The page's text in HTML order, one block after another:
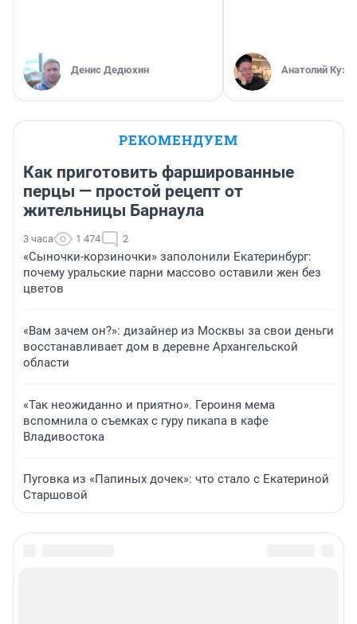
Денис Дедюхин Анатолий
РЕКОМЕНДУЕМ
Как приготовить фаршированные
перцы — простой рецепт от
жительницы Барнаула
3 часа 1 474 2
«Сыночки-корзиночки» заполонили Екатеринбург:
почему уральские парни массово оставили жен без
цветов
«Вам зачем он?»: дизайнер из Москвы за свои деньги
восстанавливает дом в деревне Архангельской
области
«Так неожиданно и приятно». Героиня мема
вспомнила о съемках с гуру пикапа в кафе
Владивостока
Пуговка из «Папиных дочек»: что стало с Екатериной
Старшовой